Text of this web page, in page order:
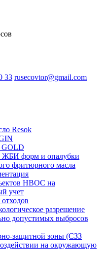
33 rusecovtor@gmail.com
Resok
ЖБИ форм и опалубки
фритюрного масла
НВОС на
учет
разрешение
допустимых выбросов
защитной зоны (СЗЗ
на окружающую